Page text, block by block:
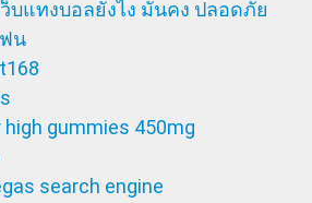
ว็บแทงบอลยังไง มั่นคง ปลอดภัย
น
high gummies 450mg
search engine